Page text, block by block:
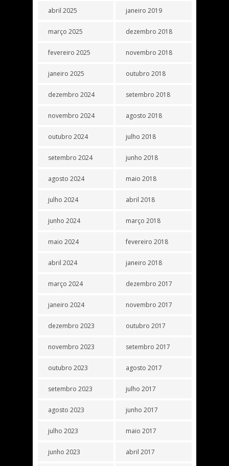
abril 2025
março 2025
fevereiro 2025
janeiro 2025
dezembro 2024
novembro 2024
outubro 2024
setembro 2024
agosto 2024
julho 2024
junho 2024
maio 2024
abril 2024
março 2024
janeiro 2024
dezembro 2023
novembro 2023
outubro 2023
setembro 2023
agosto 2023
julho 2023
junho 2023
janeiro 2019
dezembro 2018
novembro 2018
outubro 2018
setembro 2018
agosto 2018
julho 2018
junho 2018
maio 2018
abril 2018
março 2018
fevereiro 2018
janeiro 2018
dezembro 2017
novembro 2017
outubro 2017
setembro 2017
agosto 2017
julho 2017
junho 2017
maio 2017
abril 2017